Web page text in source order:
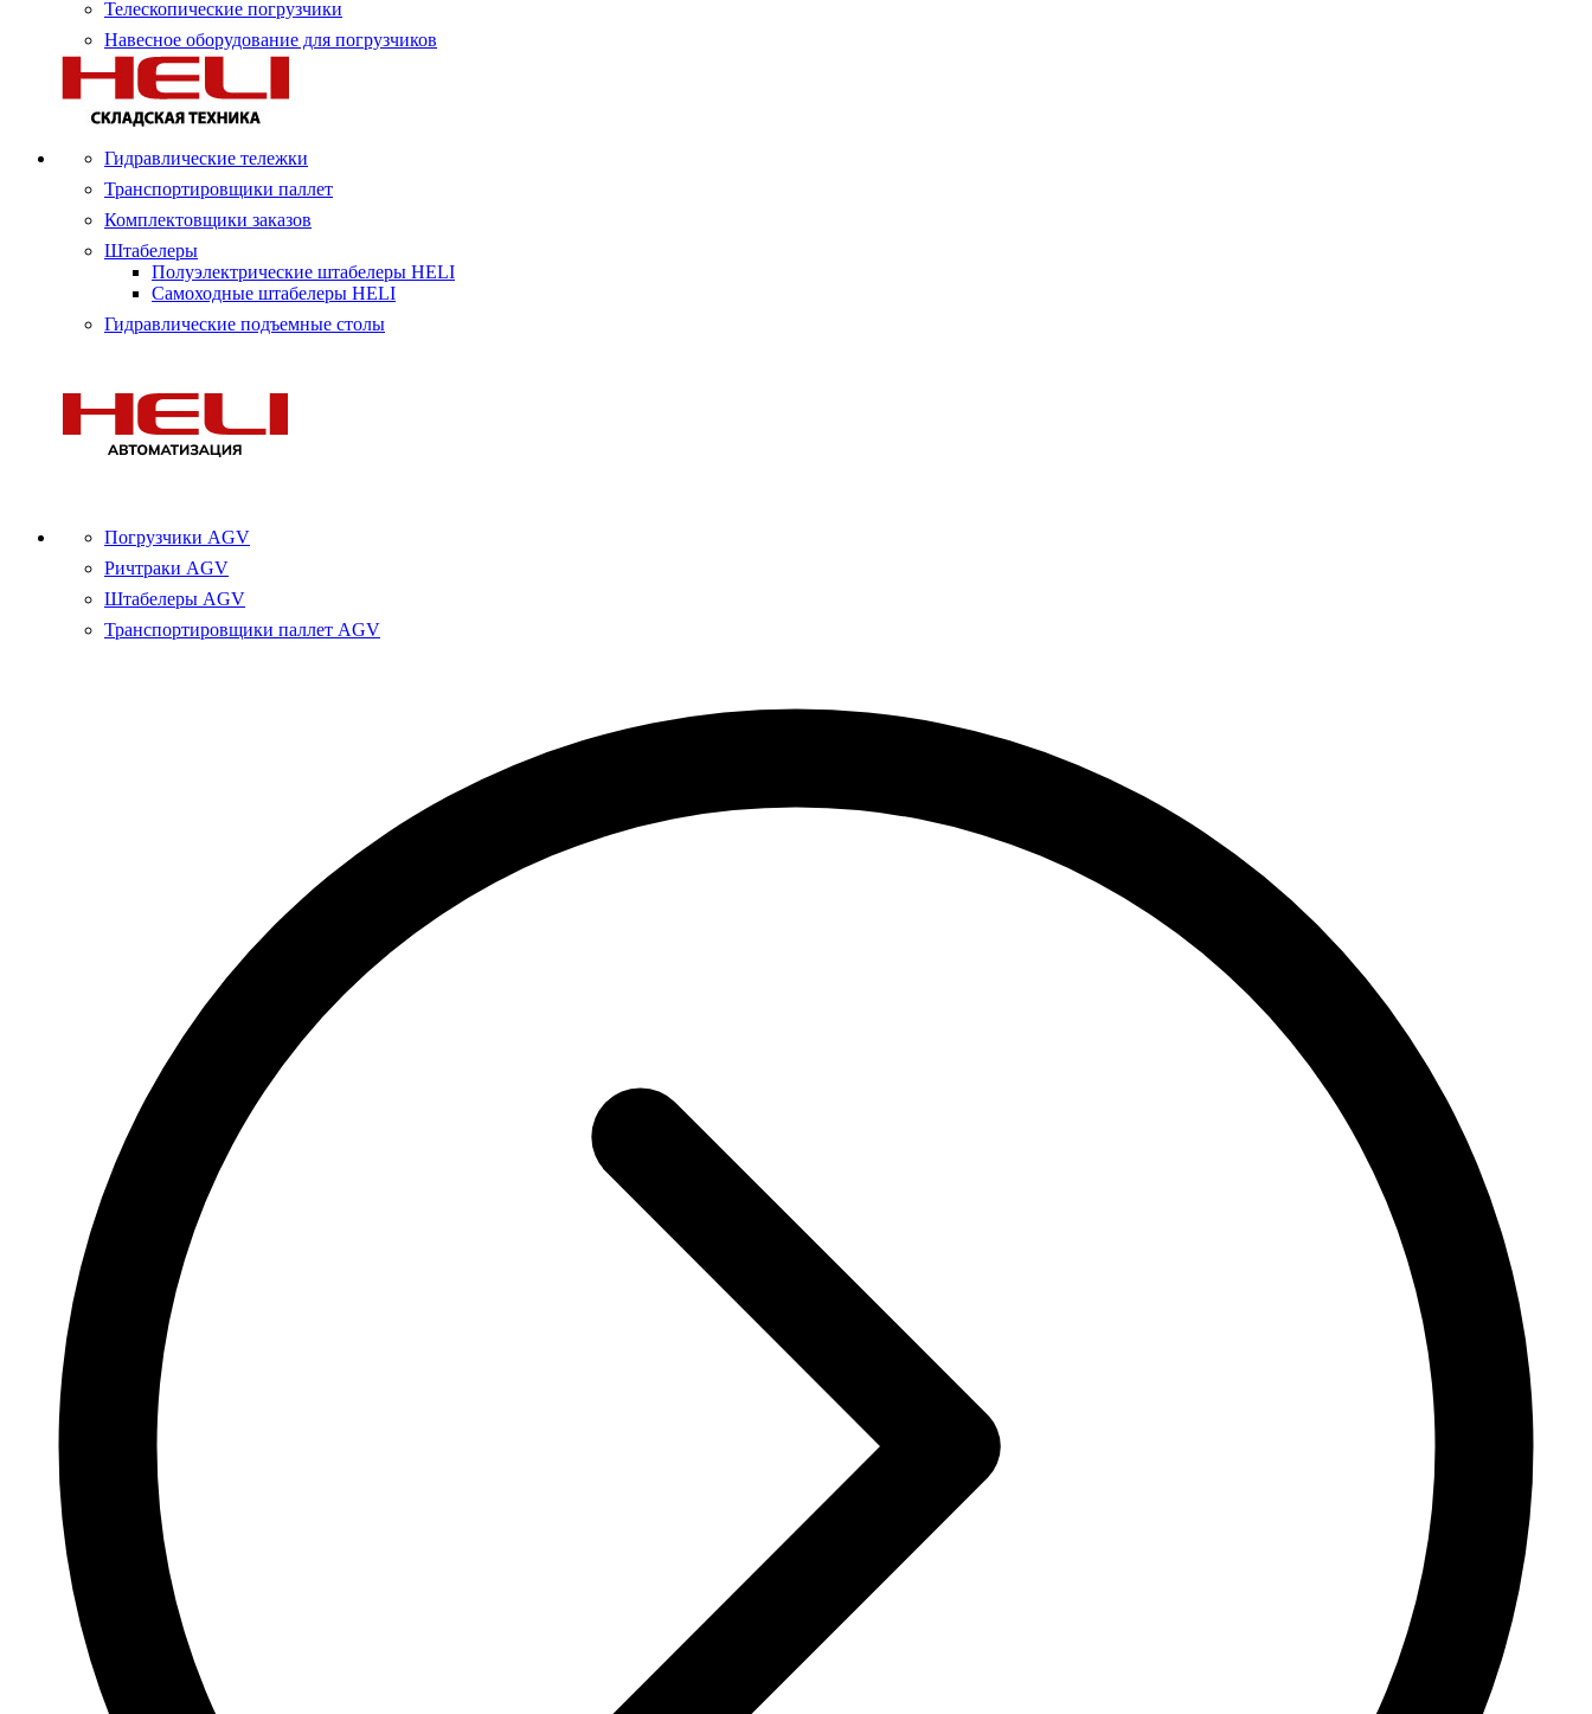
Телескопические погрузчики
Навесное оборудование для погрузчиков
Гидравлические тележки
Транспортировщики паллет
Комплектовщики заказов
Штабелеры
Полуэлектрические штабелеры HELI
Самоходные штабелеры HELI
Гидравлические подъемные столы
Погрузчики AGV
Ричтраки AGV
Штабелеры AGV
Транспортировщики паллет AGV